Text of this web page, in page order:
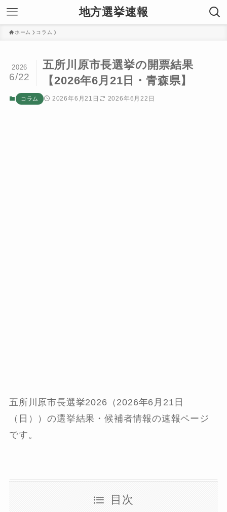
地方選挙速報
ホーム コラム
五所川原市長選挙の開票結果
【2026年6月21日・青森県】
2026
6/22
コラム 2026年6月21日 2026年6月22日
五所川原市長選挙2026（2026年6月21日
（日））の選挙結果・候補者情報の速報ページ
です。
目次